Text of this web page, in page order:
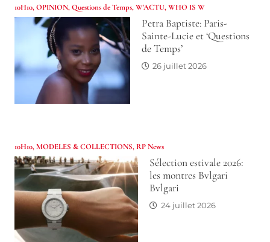
10H10,OPINION,Questions de Temps,W'ACTU,WHO IS W
Petra Baptiste: Paris-
Sainte-Lucie et ‘Questions
de Temps’
26 juillet 2026
10H10,MODELES & COLLECTIONS, RP News
Sélection estivale 2026:
les montres Bvlgari
Bvlgari
24 juillet 2026